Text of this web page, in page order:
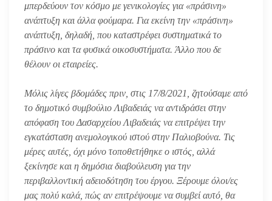
μπερδεύουν τον κόσμο με γενικολογίες για «πράσινη»
ανάπτυξη και άλλα φούμαρα. Για εκείνη την «πράσινη»
ανάπτυξη, δηλαδή, που καταστρέφει συστηματικά το
πράσινο και τα φυσικά οικοσυστήματα. Άλλο που δε
θέλουν οι εταιρείες.
Μόλις λίγες βδομάδες πριν, στις 17/8/2021, ζητούσαμε από
το δημοτικό συμβούλιο Λιβαδειάς να αντιδράσει στην
απόφαση του Δασαρχείου Λιβαδειάς να επιτρέψει την
εγκατάσταση ανεμολογικού ιστού στην Παλιοβούνα. Τις
μέρες αυτές, όχι μόνο τοποθετήθηκε ο ιστός, αλλά
ξεκίνησε και η δημόσια διαβούλευση για την
περιβαλλοντική αδειοδότηση του έργου. Ξέρουμε όλοι/ες
μας πολύ καλά, πώς αν επιτρέψουμε να συμβεί αυτό, θα